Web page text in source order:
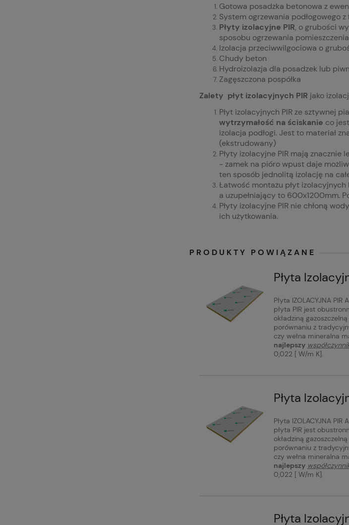
Gotowa posadzka betonowa z
System ogrzewania podłogowego
Płyty izolacyjne PIR, o grubości
sposobu ogrzewania
Izolacja przeciwwilgociowa o
Chudy beton
Hydroizolazja dla posadzek lub
Zagęszczona pospółka
Zalety płyt izolacyjnych PIR jako
Płyt izolacyjnych PIR ze sztywnej
wytrzymałość na ściskanie co
izolacja podłogi. Jest to materiał
(ekstrudowany)
Płyty izolacyjne PIR mają znacznie
- zamek na pióro wpust daje
ten sposób jednolitą izolację na
Łatwość montażu płyt
a uzupełniający to 600x1200mm.
Płyty izolacyjne PIR nie chłoną
ich użytkowania.
PRODUKTY POWIĄZANE
Płyta
Płyta IZOLACYJNA
płyta PIR jest
okładziną
porównaniu z
czy wełna mineralna
najlepszy
0,022 [ W/m K].
Płyta
Płyta IZOLACYJNA
płyta PIR jest
okładziną
porównaniu z
czy wełna mineralna
najlepszy
0,022 [ W/m K].
Płyta